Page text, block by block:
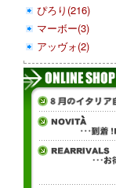
ぴろり(216)
マーボー(3)
アッヴォ(2)